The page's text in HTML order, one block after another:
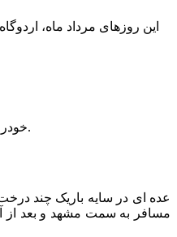
این روزهای مرداد ماه،
خودروهایی که به سمت قیامدشت و خاورشهر می‌روند از اینجا می‌گذرند اما جمعیتی که تا یک ماه قبل در مقابل مرکز بازگشت امام رضا (ع) تجمع کرده بود، اکنون به چشم نمی‌خورد.
مسافر به سمت مشهد و بعد از